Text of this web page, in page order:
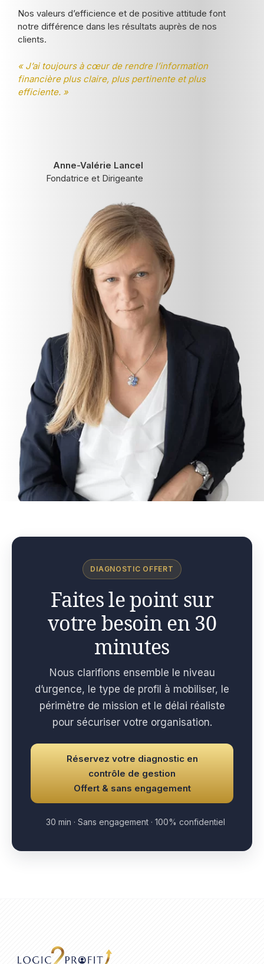
Nos valeurs d’efficience et de positive attitude font
notre différence dans les résultats auprès de nos
clients.
« J’ai toujours à cœur de rendre l’information
financière plus claire, plus pertinente et plus
efficiente. »
Anne-Valérie Lancel
Fondatrice et Dirigeante
DIAGNOSTIC OFFERT
Faites le point sur
votre besoin en 30
minutes
Nous clarifions ensemble le niveau
d’urgence, le type de profil à mobiliser, le
périmètre de mission et le délai réaliste
pour sécuriser votre organisation.
Réservez votre diagnostic en
contrôle de gestion
Offert & sans engagement
30 min · Sans engagement · 100% confidentiel